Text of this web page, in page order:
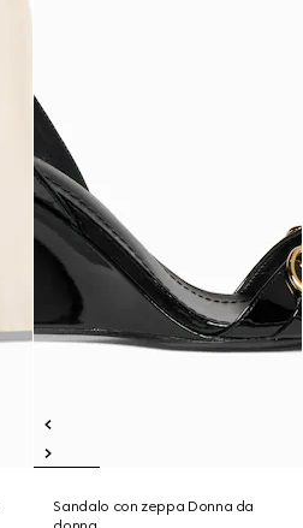
Sandalo con zeppa Donna da